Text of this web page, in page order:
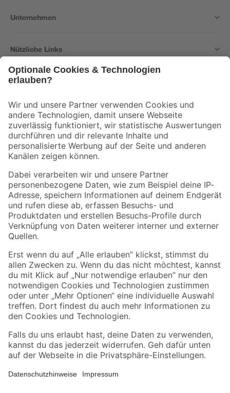
Unternehmen
Nützliche Links
Der toom Newsletter: Keine Angebote und Aktionen mehr verpassen!
Zur Newsletter Anmeldung
Folge uns
Zahlungsarten Versandarten
Sicher einkaufen
Jetzt die toom-App herunterladen
Alle Preisangaben in EUR inkl. gesetzl. MwSt.. Die dargestellten Angebote sind unter
Umständen nicht in allen Märkten verfügbar. Die angegebenen Verfügbarkeiten beziehen
Produkte nur solange der Vorrat reicht.
*Paketversand ab 59 € versandkostenfrei, gilt nicht für Artikel mit Speditionsversand, hier